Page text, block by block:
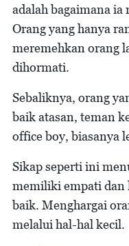
adalah bagaimana
Orang yang hanya
meremehkan orang
dihormati.
Sebaliknya, orang
baik atasan, teman
office boy, biasanya
Sikap seperti ini
memiliki empati dan
baik. Menghargai
melalui hal-hal kecil.